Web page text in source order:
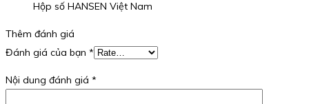
Hộp số HANSEN Việt Nam
Thêm đánh giá
Đánh giá của bạn *
Nội dung đánh giá *